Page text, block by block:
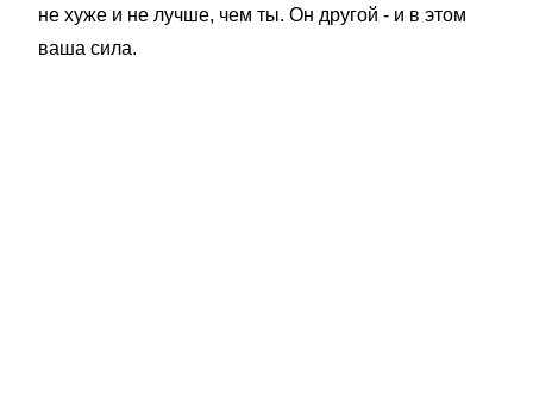
не хуже и не лучше, чем ты. Он другой - и в этом
ваша сила.